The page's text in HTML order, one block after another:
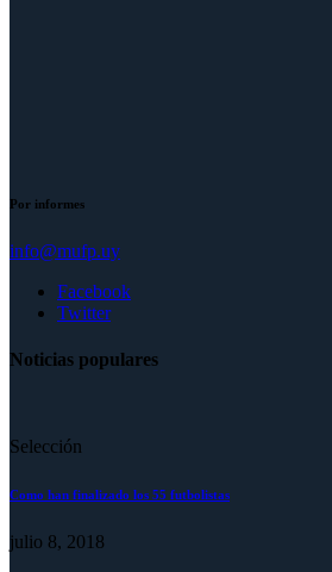
Por informes
info@mufp.uy
Facebook
Twitter
Noticias populares
Selección
Como han finalizado los 55 futbolistas
julio 8, 2018